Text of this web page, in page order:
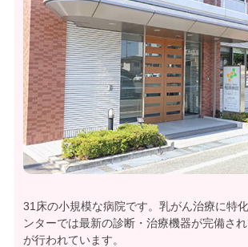
31床の小規模な病院です。乳がん治療に特
ンターでは最新の診断・治療機器が完備さ
が行われています。